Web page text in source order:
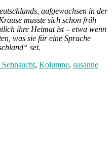
aufgewachsen in der
musste sich schon früh
ihre Heimat ist – etwa wenn
was sie für eine Sprache
sei.
, Kolumne, susanne